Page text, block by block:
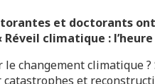
et doctorants
climatique : l’heure
changement climatique
et